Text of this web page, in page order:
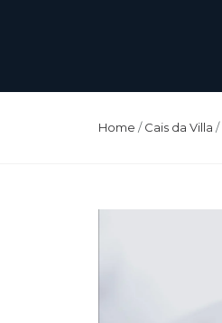
Home /Cais da Villa /